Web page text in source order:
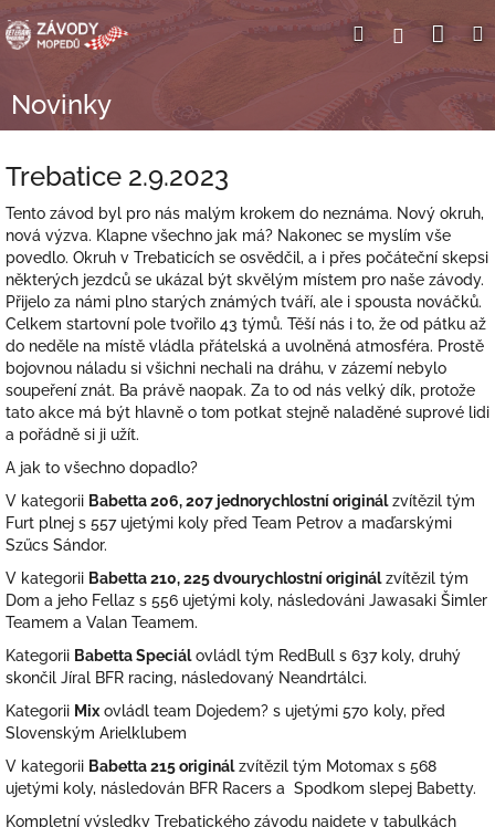
na
obsah
HledatPřihlášení
Novinky
Trebatice 2.9.2023
Tento závod byl pro nás malým krokem do neznáma. Nový okruh,
nová výzva. Klapne všechno jak má? Nakonec se myslím vše
povedlo. Okruh v Trebaticích se osvědčil, a i přes počáteční skepsi
některých jezdců se ukázal být skvělým místem pro naše závody.
Přijelo za námi plno starých známých tváří, ale i spousta nováčků.
Celkem startovní pole tvořilo 43 týmů. Těší nás i to, že od pátku až
do neděle na místě vládla přátelská a uvolněná atmosféra. Prostě
bojovnou náladu si všichni nechali na dráhu, v zázemí nebylo
soupeření znát. Ba právě naopak. Za to od nás velký dík, protože
tato akce má být hlavně o tom potkat stejně naladěné suprové lidi
a pořádně si ji užít.
A jak to všechno dopadlo?
V kategorii Babetta 206, 207 jednorychlostní originálzvítězil tým
Furt plnej s 557 ujetými koly před Team Petrov a maďarskými
Szűcs Sándor.
V kategorii Babetta 210, 225 dvourychlostní originálzvítězil tým
Dom a jeho Fellaz s 556 ujetými koly, následováni Jawasaki Šimler
Teamem a Valan Teamem.
Kategorii Babetta Speciálovládl tým RedBull s 637 koly, druhý
skončil Jíral BFR racing, následovaný Neandrtálci.
Kategorii Mix ovládl team Dojedem? s ujetými 570 koly, před
Slovenským Arielklubem
V kategorii Babetta 215 originálzvítězil tým Motomax s 568
ujetými koly, následován BFR Racers a Spodkom slepej Babetty.
Kompletní výsledky Trebatického závodu najdete v tabulkách